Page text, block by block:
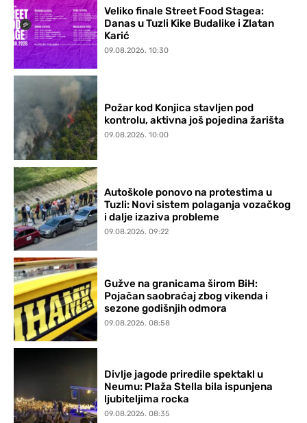
Veliko finale Street Food Stagea:
Danas u Tuzli Kike Budalike i Zlatan
Karić
09.08.2026. 10:30
Požar kod Konjica stavljen pod
kontrolu, aktivna još pojedina žarišta
09.08.2026. 10:00
Autoškole ponovo na protestima u
Tuzli: Novi sistem polaganja vozačkog
i dalje izaziva probleme
09.08.2026. 09:22
Gužve na granicama širom BiH:
Pojačan saobraćaj zbog vikenda i
sezone godišnjih odmora
09.08.2026. 08:58
Divlje jagode priredile spektakl u
Neumu: Plaža Stella bila ispunjena
ljubiteljima rocka
09.08.2026. 08:35